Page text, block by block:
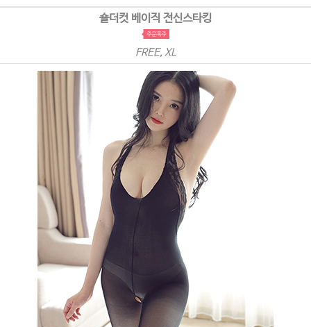
숄더컷 베이직 전신스타킹
FREE, XL